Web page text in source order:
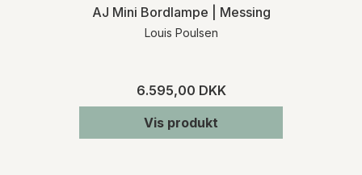
AJ Mini Bordlampe | Messing
Louis Poulsen
6.595,00 DKK
Vis produkt